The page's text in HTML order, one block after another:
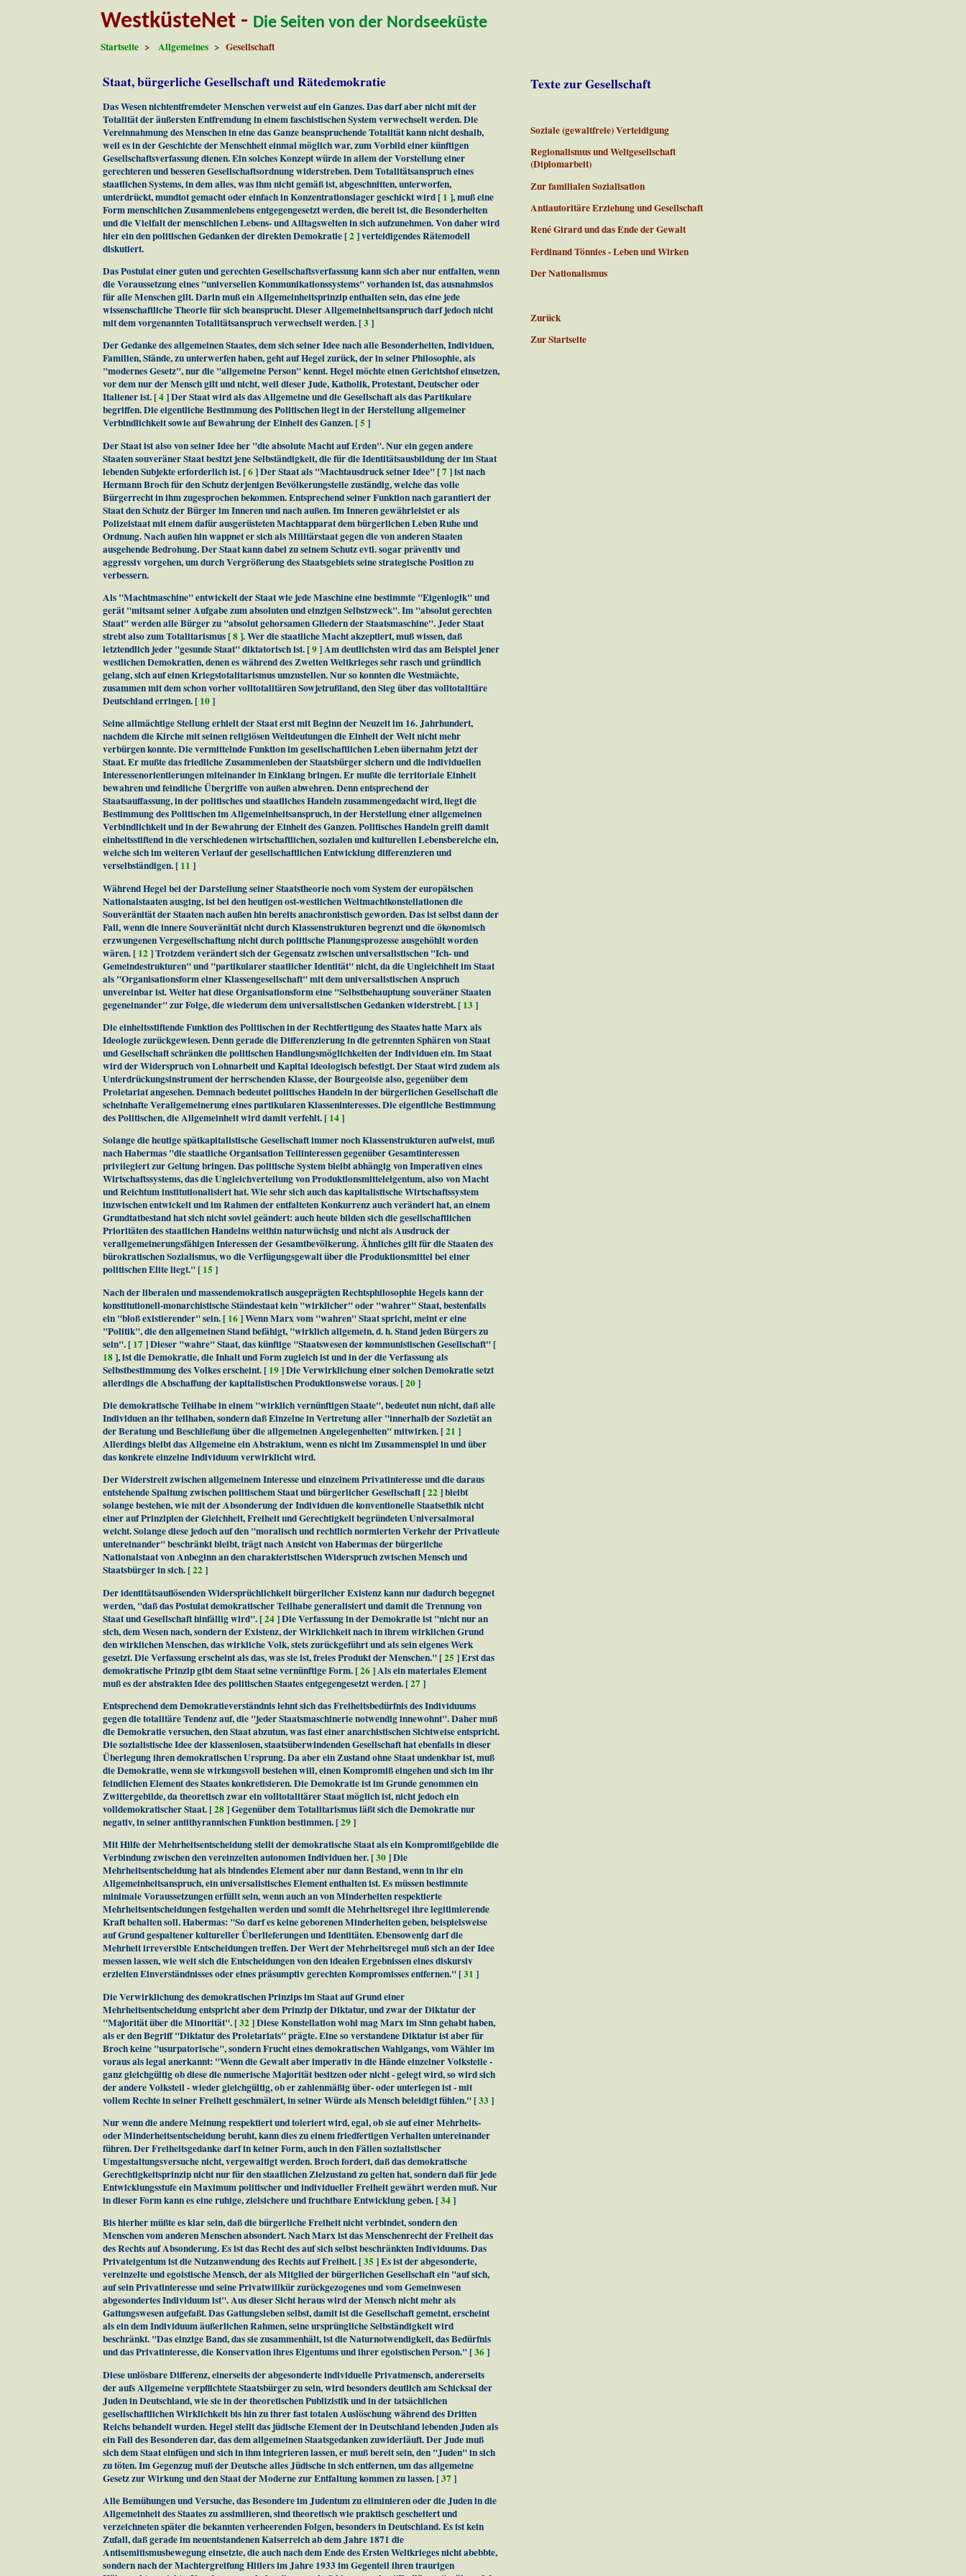
WestküsteNet - Die Seiten von der Nordseeküste
Startseite >Allgemeines > Gesellschaft
Staat, bürgerliche Gesellschaft und Rätedemokratie
Das Wesen nichtentfremdeter Menschen verweist auf ein Ganzes. Das darf aber nicht mit der
Totalität der äußersten Entfremdung in einem faschistischen System verwechselt werden. Die
Vereinnahmung des Menschen in eine das Ganze beanspruchende Totalität kann nicht deshalb,
weil es in der Geschichte der Menschheit einmal möglich war, zum Vorbild einer künftigen
Gesellschaftsverfassung dienen. Ein solches Konzept würde in allem der Vorstellung einer
gerechteren und besseren Gesellschaftsordnung widerstreben. Dem Totalitätsanspruch eines
staatlichen Systems, in dem alles, was ihm nicht gemäß ist, abgeschnitten, unterworfen,
unterdrückt, mundtot gemacht oder einfach in Konzentrationslager geschickt wird [ 1 ], muß eine
Form menschlichen Zusammenlebens entgegengesetzt werden, die bereit ist, die Besonderheiten
und die Vielfalt der menschlichen Lebens- und Alltagswelten in sich aufzunehmen. Von daher wird
hier ein den politischen Gedanken der direkten Demokratie [2] verteidigendes Rätemodell
diskutiert.
Das Postulat einer guten und gerechten Gesellschaftsverfassung kann sich aber nur entfalten, wenn
die Voraussetzung eines "universellen Kommunikationssystems" vorhanden ist, das ausnahmslos
für alle Menschen gilt. Darin muß ein Allgemeinheitsprinzip enthalten sein, das eine jede
wissenschaftliche Theorie für sich beansprucht. Dieser Allgemeinheitsanspruch darf jedoch nicht
mit dem vorgenannten Totalitätsanspruch verwechselt werden. [3]
Der Gedanke des allgemeinen Staates, dem sich seiner Idee nach alle Besonderheiten, Individuen,
Familien, Stände, zu unterwerfen haben, geht auf Hegel zurück, der in seiner Philosophie, als
"modernes Gesetz", nur die "allgemeine Person" kennt. Hegel möchte einen Gerichtshof einsetzen,
vor dem nur der Mensch gilt und nicht, weil dieser Jude, Katholik, Protestant, Deutscher oder
Italiener ist. [4] Der Staat wird als das Allgemeine und die Gesellschaft als das Partikulare
begriffen. Die eigentliche Bestimmung des Politischen liegt in der Herstellung allgemeiner
Verbindlichkeit sowie auf Bewahrung der Einheit des Ganzen. [5 ]
Der Staat ist also von seiner Idee her "die absolute Macht auf Erden". Nur ein gegen andere
Staaten souveräner Staat besitzt jene Selbständigkeit, die für die Identitätsausbildung der im Staat
lebenden Subjekte erforderlich ist. [6] Der Staat als "Machtausdruck seiner Idee" [7] ist nach
Hermann Broch für den Schutz derjenigen Bevölkerungsteile zuständig, welche das volle
Bürgerrecht in ihm zugesprochen bekommen. Entsprechend seiner Funktion nach garantiert der
Staat den Schutz der Bürger im Inneren und nach außen. Im Inneren gewährleistet er als
Polizeistaat mit einem dafür ausgerüsteten Machtapparat dem bürgerlichen Leben Ruhe und
Ordnung. Nach außen hin wappnet er sich als Militärstaat gegen die von anderen Staaten
ausgehende Bedrohung. Der Staat kann dabei zu seinem Schutz evtl. sogar präventiv und
aggressiv vorgehen, um durch Vergrößerung des Staatsgebiets seine strategische Position zu
verbessern.
Als "Machtmaschine" entwickelt der Staat wie jede Maschine eine bestimmte "Eigenlogik" und
gerät "mitsamt seiner Aufgabe zum absoluten und einzigen Selbstzweck". Im "absolut gerechten
Staat" werden alle Bürger zu "absolut gehorsamen Gliedern der Staatsmaschine". Jeder Staat
strebt also zum Totalitarismus [8]. Wer die staatliche Macht akzeptiert, muß wissen, daß
letztendlich jeder "gesunde Staat" diktatorisch ist. [9] Am deutlichsten wird das am Beispiel jener
westlichen Demokratien, denen es während des Zweiten Weltkrieges sehr rasch und gründlich
gelang, sich auf einen Kriegstotalitarismus umzustellen. Nur so konnten die Westmächte,
zusammen mit dem schon vorher volltotalitären Sowjetrußland, den Sieg über das volltotalitäre
Deutschland erringen. [ 10]
Seine allmächtige Stellung erhielt der Staat erst mit Beginn der Neuzeit im 16. Jahrhundert,
nachdem die Kirche mit seinen religiösen Weltdeutungen die Einheit der Welt nicht mehr
verbürgen konnte. Die vermittelnde Funktion im gesellschaftlichen Leben übernahm jetzt der
Staat. Er mußte das friedliche Zusammenleben der Staatsbürger sichern und die individuellen
Interessenorientierungen miteinander in Einklang bringen. Er mußte die territoriale Einheit
bewahren und feindliche Übergriffe von außen abwehren. Denn entsprechend der
Staatsauffassung, in der politisches und staatliches Handeln zusammengedacht wird, liegt die
Bestimmung des Politischen im Allgemeinheitsanspruch, in der Herstellung einer allgemeinen
Verbindlichkeit und in der Bewahrung der Einheit des Ganzen. Politisches Handeln greift damit
einheitsstiftend in die verschiedenen wirtschaftlichen, sozialen und kulturellen Lebensbereiche ein,
welche sich im weiteren Verlauf der gesellschaftlichen Entwicklung differenzieren und
verselbständigen. [ 11 ]
Während Hegel bei der Darstellung seiner Staatstheorie noch vom System der europäischen
Nationalstaaten ausging, ist bei den heutigen ost-westlichen Weltmachtkonstellationen die
Souveränität der Staaten nach außen hin bereits anachronistisch geworden. Das ist selbst dann der
Fall, wenn die innere Souveränität nicht durch Klassenstrukturen begrenzt und die ökonomisch
erzwungenen Vergesellschaftung nicht durch politische Planungsprozesse ausgehöhlt worden
wären. [ 12] Trotzdem verändert sich der Gegensatz zwischen universalistischen "Ich- und
Gemeindestrukturen" und "partikularer staatlicher Identität" nicht, da die Ungleichheit im Staat
als "Organisationsform einer Klassengesellschaft" mit dem universalistischen Anspruch
unvereinbar ist. Weiter hat diese Organisationsform eine "Selbstbehauptung souveräner Staaten
gegeneinander" zur Folge, die wiederum dem universalistischen Gedanken widerstrebt. [ 13]
Die einheitsstiftende Funktion des Politischen in der Rechtfertigung des Staates hatte Marx als
Ideologie zurückgewiesen. Denn gerade die Differenzierung in die getrennten Sphären von Staat
und Gesellschaft schränken die politischen Handlungsmöglichkeiten der Individuen ein. Im Staat
wird der Widerspruch von Lohnarbeit und Kapital ideologisch befestigt. Der Staat wird zudem als
Unterdrückungsinstrument der herrschenden Klasse, der Bourgeoisie also, gegenüber dem
Proletariat angesehen. Demnach bedeutet politisches Handeln in der bürgerlichen Gesellschaft die
scheinhafte Verallgemeinerung eines partikularen Klasseninteresses. Die eigentliche Bestimmung
des Politischen, die Allgemeinheit wird damit verfehlt. [ 14]
Solange die heutige spätkapitalistische Gesellschaft immer noch Klassenstrukturen aufweist, muß
nach Habermas "die staatliche Organisation Teilinteressen gegenüber Gesamtinteressen
privilegiert zur Geltung bringen. Das politische System bleibt abhängig von Imperativen eines
Wirtschaftssystems, das die Ungleichverteilung von Produktionsmitteleigentum, also von Macht
und Reichtum institutionalisiert hat. Wie sehr sich auch das kapitalistische Wirtschaftssystem
inzwischen entwickelt und im Rahmen der entfalteten Konkurrenz auch verändert hat, an einem
Grundtatbestand hat sich nicht soviel geändert: auch heute bilden sich die gesellschaftlichen
Prioritäten des staatlichen Handelns weithin naturwüchsig und nicht als Ausdruck der
verallgemeinerungsfähigen Interessen der Gesamtbevölkerung. Ähnliches gilt für die Staaten des
bürokratischen Sozialismus, wo die Verfügungsgewalt über die Produktionsmittel bei einer
politischen Elite liegt." [ 15 ]
Nach der liberalen und massendemokratisch ausgeprägten Rechtsphilosophie Hegels kann der
konstitutionell-monarchistische Ständestaat kein "wirklicher" oder "wahrer" Staat, bestenfalls
ein "bloß existierender" sein. [ 16] Wenn Marx vom "wahren" Staat spricht, meint er eine
"Politik", die den allgemeinen Stand befähigt, "wirklich allgemein, d. h. Stand jeden Bürgers zu
sein". [ 17] Dieser "wahre" Staat, das künftige "Staatswesen der kommunistischen Gesellschaft" [
18], ist die Demokratie, die Inhalt und Form zugleich ist und in der die Verfassung als
Selbstbestimmung des Volkes erscheint. [ 19] Die Verwirklichung einer solchen Demokratie setzt
allerdings die Abschaffung der kapitalistischen Produktionsweise voraus. [20]
Die demokratische Teilhabe in einem "wirklich vernünftigen Staate", bedeutet nun nicht, daß alle
Individuen an ihr teilhaben, sondern daß Einzelne in Vertretung aller "innerhalb der Sozietät an
der Beratung und Beschließung über die allgemeinen Angelegenheiten" mitwirken. [21 ]
Allerdings bleibt das Allgemeine ein Abstraktum, wenn es nicht im Zusammenspiel in und über
das konkrete einzelne Individuum verwirklicht wird.
Der Widerstreit zwischen allgemeinem Interesse und einzelnem Privatinteresse und die daraus
entstehende Spaltung zwischen politischem Staat und bürgerlicher Gesellschaft [22] bleibt
solange bestehen, wie mit der Absonderung der Individuen die konventionelle Staatsethik nicht
einer auf Prinzipien der Gleichheit, Freiheit und Gerechtigkeit begründeten Universalmoral
weicht. Solange diese jedoch auf den "moralisch und rechtlich normierten Verkehr der Privatleute
untereinander" beschränkt bleibt, trägt nach Ansicht von Habermas der bürgerliche
Nationalstaat von Anbeginn an den charakteristischen Widerspruch zwischen Mensch und
Staatsbürger in sich. [22]
Der identitätsauflösenden Widersprüchlichkeit bürgerlicher Existenz kann nur dadurch begegnet
werden, "daß das Postulat demokratischer Teilhabe generalisiert und damit die Trennung von
Staat und Gesellschaft hinfällig wird". [24] Die Verfassung in der Demokratie ist "nicht nur an
sich, dem Wesen nach, sondern der Existenz, der Wirklichkeit nach in ihrem wirklichen Grund
den wirklichen Menschen, das wirkliche Volk, stets zurückgeführt und als sein eigenes Werk
gesetzt. Die Verfassung erscheint als das, was sie ist, freies Produkt der Menschen." [25 ] Erst das
demokratische Prinzip gibt dem Staat seine vernünftige Form. [26] Als ein materiales Element
muß es der abstrakten Idee des politischen Staates entgegengesetzt werden. [27]
Entsprechend dem Demokratieverständnis lehnt sich das Freiheitsbedürfnis des Individuums
gegen die totalitäre Tendenz auf, die "jeder Staatsmaschinerie notwendig innewohnt". Daher muß
die Demokratie versuchen, den Staat abzutun, was fast einer anarchistischen Sichtweise entspricht.
Die sozialistische Idee der klassenlosen, staatsüberwindenden Gesellschaft hat ebenfalls in dieser
Überlegung ihren demokratischen Ursprung. Da aber ein Zustand ohne Staat undenkbar ist, muß
die Demokratie, wenn sie wirkungsvoll bestehen will, einen Kompromiß eingehen und sich im ihr
feindlichen Element des Staates konkretisieren. Die Demokratie ist im Grunde genommen ein
Zwittergebilde, da theoretisch zwar ein volltotalitärer Staat möglich ist, nicht jedoch ein
volldemokratischer Staat. [28] Gegenüber dem Totalitarismus läßt sich die Demokratie nur
negativ, in seiner antithyrannischen Funktion bestimmen. [29]
Mit Hilfe der Mehrheitsentscheidung stellt der demokratische Staat als ein Kompromißgebilde die
Verbindung zwischen den vereinzelten autonomen Individuen her. [30] Die
Mehrheitsentscheidung hat als bindendes Element aber nur dann Bestand, wenn in ihr ein
Allgemeinheitsanspruch, ein universalistisches Element enthalten ist. Es müssen bestimmte
minimale Voraussetzungen erfüllt sein, wenn auch an von Minderheiten respektierte
Mehrheitsentscheidungen festgehalten werden und somit die Mehrheitsregel ihre legitimierende
Kraft behalten soll. Habermas: "So darf es keine geborenen Minderheiten geben, beispielsweise
auf Grund gespaltener kultureller Überlieferungen und Identitäten. Ebensowenig darf die
Mehrheit irreversible Entscheidungen treffen. Der Wert der Mehrheitsregel muß sich an der Idee
messen lassen, wie weit sich die Entscheidungen von den idealen Ergebnissen eines diskursiv
erzielten Einverständnisses oder eines präsumptiv gerechten Kompromisses entfernen." [31 ]
Die Verwirklichung des demokratischen Prinzips im Staat auf Grund einer
Mehrheitsentscheidung entspricht aber dem Prinzip der Diktatur, und zwar der Diktatur der
"Majorität über die Minorität". [32] Diese Konstellation wohl mag Marx im Sinn gehabt haben,
als er den Begriff "Diktatur des Proletariats" prägte. Eine so verstandene Diktatur ist aber für
Broch keine "usurpatorische", sondern Frucht eines demokratischen Wahlgangs, vom Wähler im
voraus als legal anerkannt: "Wenn die Gewalt aber imperativ in die Hände einzelner Volksteile -
ganz gleichgültig ob diese die numerische Majorität besitzen oder nicht - gelegt wird, so wird sich
der andere Volksteil - wieder gleichgültig, ob er zahlenmäßig über- oder unterlegen ist - mit
vollem Rechte in seiner Freiheit geschmälert, in seiner Würde als Mensch beleidigt fühlen." [33]
Nur wenn die andere Meinung respektiert und toleriert wird, egal, ob sie auf einer Mehrheits-
oder Minderheitsentscheidung beruht, kann dies zu einem friedfertigen Verhalten untereinander
führen. Der Freiheitsgedanke darf in keiner Form, auch in den Fällen sozialistischer
Umgestaltungsversuche nicht, vergewaltigt werden. Broch fordert, daß das demokratische
Gerechtigkeitsprinzip nicht nur für den staatlichen Zielzustand zu gelten hat, sondern daß für jede
Entwicklungsstufe ein Maximum politischer und individueller Freiheit gewährt werden muß. Nur
in dieser Form kann es eine ruhige, zielsichere und fruchtbare Entwicklung geben. [34]
Bis hierher müßte es klar sein, daß die bürgerliche Freiheit nicht verbindet, sondern den
Menschen vom anderen Menschen absondert. Nach Marx ist das Menschenrecht der Freiheit das
des Rechts auf Absonderung. Es ist das Recht des auf sich selbst beschränkten Individuums. Das
Privateigentum ist die Nutzanwendung des Rechts auf Freiheit. [35 ] Es ist der abgesonderte,
vereinzelte und egoistische Mensch, der als Mitglied der bürgerlichen Gesellschaft ein "auf sich,
auf sein Privatinteresse und seine Privatwillkür zurückgezogenes und vom Gemeinwesen
abgesondertes Individuum ist". Aus dieser Sicht heraus wird der Mensch nicht mehr als
Gattungswesen aufgefaßt. Das Gattungsleben selbst, damit ist die Gesellschaft gemeint, erscheint
als ein dem Individuum äußerlichen Rahmen, seine ursprüngliche Selbständigkeit wird
beschränkt. "Das einzige Band, das sie zusammenhält, ist die Naturnotwendigkeit, das Bedürfnis
und das Privatinteresse, die Konservation ihres Eigentums und ihrer egoistischen Person." [36]
Diese unlösbare Differenz, einerseits der abgesonderte individuelle Privatmensch, andererseits
der aufs Allgemeine verpflichtete Staatsbürger zu sein, wird besonders deutlich am Schicksal der
Juden in Deutschland, wie sie in der theoretischen Publizistik und in der tatsächlichen
gesellschaftlichen Wirklichkeit bis hin zu ihrer fast totalen Auslöschung während des Dritten
Reichs behandelt wurden. Hegel stellt das jüdische Element der in Deutschland lebenden Juden als
ein Fall des Besonderen dar, das dem allgemeinen Staatsgedanken zuwiderläuft. Der Jude muß
sich dem Staat einfügen und sich in ihm integrieren lassen, er muß bereit sein, den "Juden" in sich
zu töten. Im Gegenzug muß der Deutsche alles Jüdische in sich entfernen, um das allgemeine
Gesetz zur Wirkung und den Staat der Moderne zur Entfaltung kommen zu lassen. [37]
Alle Bemühungen und Versuche, das Besondere im Judentum zu eliminieren oder die Juden in die
Allgemeinheit des Staates zu assimilieren, sind theoretisch wie praktisch gescheitert und
verzeichneten später die bekannten verheerenden Folgen, besonders in Deutschland. Es ist kein
Zufall, daß gerade im neuentstandenen Kaiserreich ab dem Jahre 1871 die
Antisemitismusbewegung einsetzte, die auch nach dem Ende des Ersten Weltkrieges nicht abebbte,
sondern nach der Machtergreifung Hitlers im Jahre 1933 im Gegenteil ihren traurigen
Texte zur Gesellschaft
Soziale (gewaltfreie) Verteidigung
Regionalismus und Weltgesellschaft
(Diplomarbeit)
Zur familialen Sozialisation
Antiautoritäre Erziehung und Gesellschaft
René Girard und das Ende der Gewalt
Ferdinand Tönnies - Leben und Wirken
Der Nationalismus
Zurück
Zur Startseite